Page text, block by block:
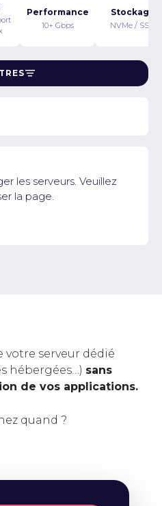
Performance
10+ Gbps
Stockage
NVMe / SSD
les serveurs. Veuillez
la page.
votre serveur dédié
hébergées…) sans
de vos applications.
quand ?